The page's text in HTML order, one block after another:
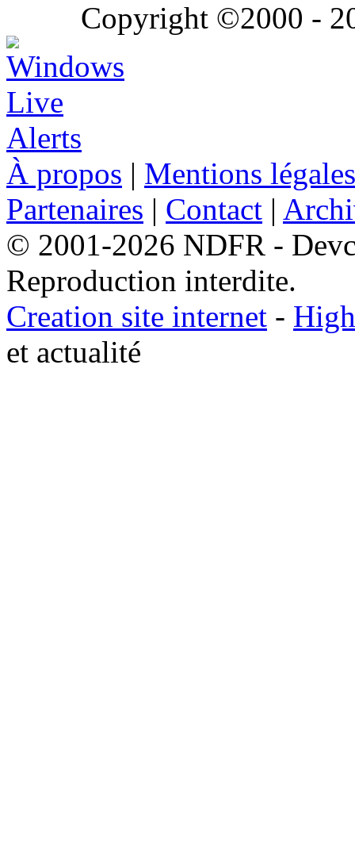
Copyright ©2000 -
À propos | Mentions légales
Partenaires | Contact |
© 2001-2026 NDFR -
Reproduction interdite.
Creation site internet -
et actualité